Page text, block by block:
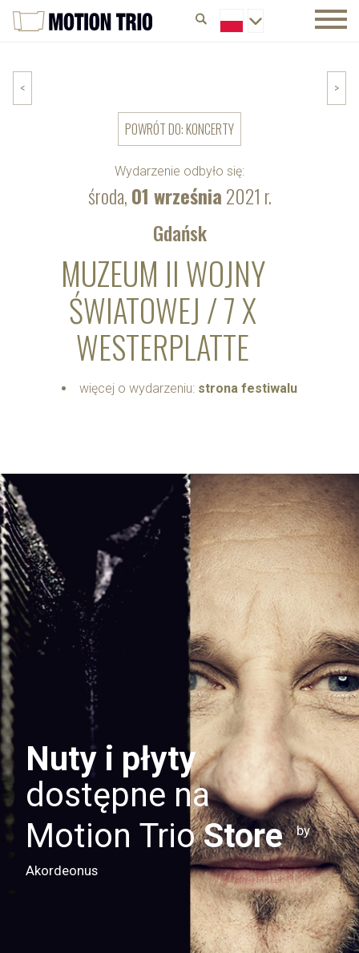
Wydarzenie odbyło się:
środa,01 września2021 r.
< >
POWRÓT DO: KONCERTY
Gdańsk
MUZEUM II WOJNY
ŚWIATOWEJ / 7 X
WESTERPLATTE
więcej o wydarzeniu: strona festiwalu
Nuty i płyty
dostępne na
Motion TrioStore by
Akordeonus